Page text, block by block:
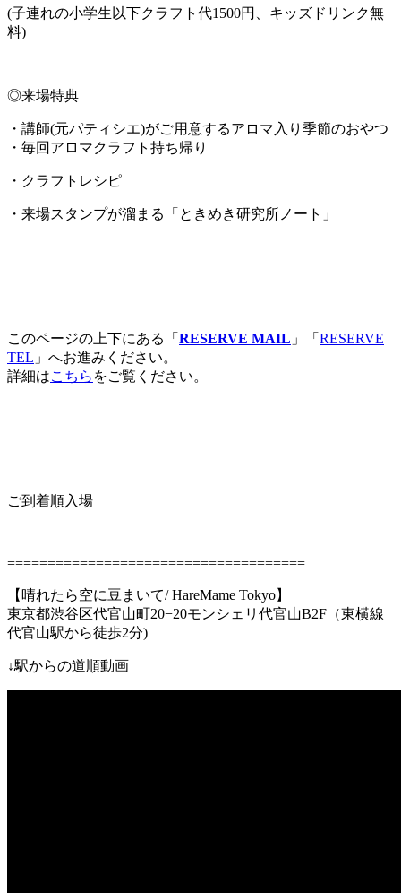
(子連れの小学生以下クラフト代1500円、キッズドリンク無
料)
◎来場特典
・講師(元パティシエ)がご用意するアロマ入り季節のおやつ
・毎回アロマクラフト持ち帰り
・クラフトレシピ
・来場スタンプが溜まる「ときめき研究所ノート」
このページの上下にある「 RESERVE MAIL 」「 RESERVE
TEL 」へお進みください。
詳細はこちら をご覧ください。
ご到着順入場
=====================================
【晴れたら空に豆まいて/ HareMame Tokyo】
東京都渋谷区代官山町20−20モンシェリ代官山B2F （東横線
代官山駅から徒歩2分)
↓駅からの道順動画